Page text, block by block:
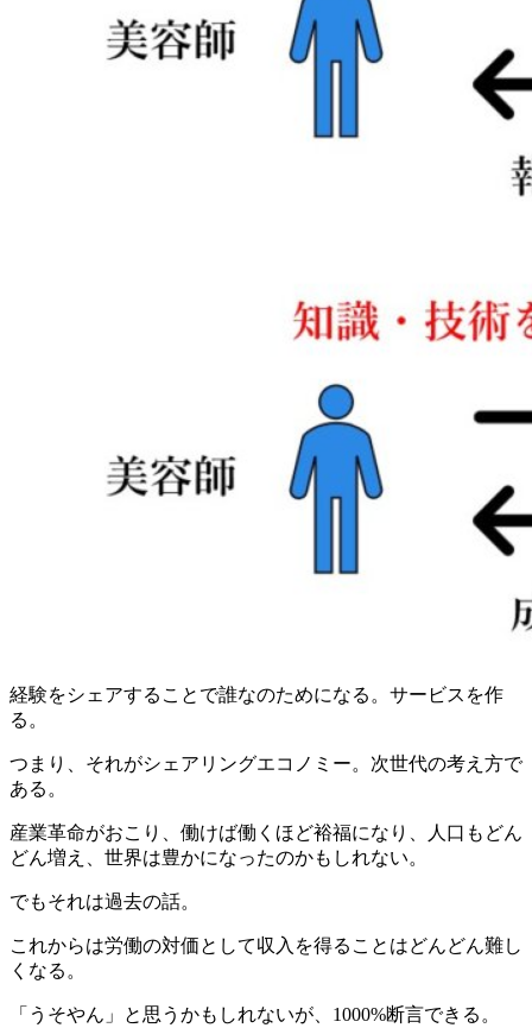
経験をシェアすることで誰なのためになる。サービスを作
る。
つまり、それがシェアリングエコノミー。次世代の考え方で
ある。
産業革命がおこり、働けば働くほど裕福になり、人口もどん
どん増え、世界は豊かになったのかもしれない。
でもそれは過去の話。
これからは労働の対価として収入を得ることはどんどん難し
くなる。
「うそやん」と思うかもしれないが、1000%断言できる。